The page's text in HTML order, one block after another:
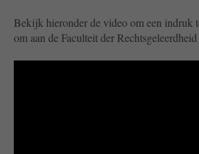
Bekijk hieronder de video om een indruk
om aan de Faculteit der